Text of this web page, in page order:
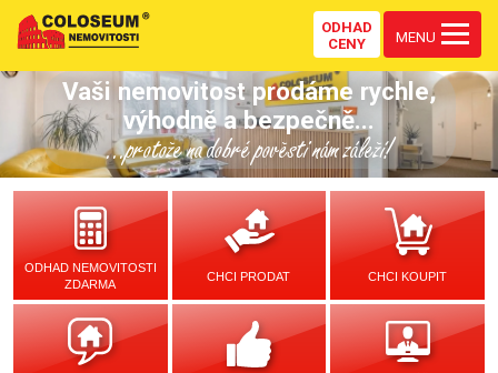
ODHAD
CENY
MENU
Vaši nemovitost prodáme rychle,
výhodně a bezpečně...
...protože na dobré pověsti nám záleží!
ODHAD NEMOVITOSTI
ZDARMA
CHCI PRODAT CHCI KOUPIT